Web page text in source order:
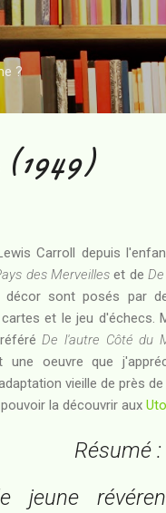
contenu principal
?
(1949)
Carroll depuis
des Merveilles et de
sont posés par
et le jeu d'échecs.
De l'autre Côté du
une oeuvre que
vieille de près
la découvrir aux
Résumé :
jeune